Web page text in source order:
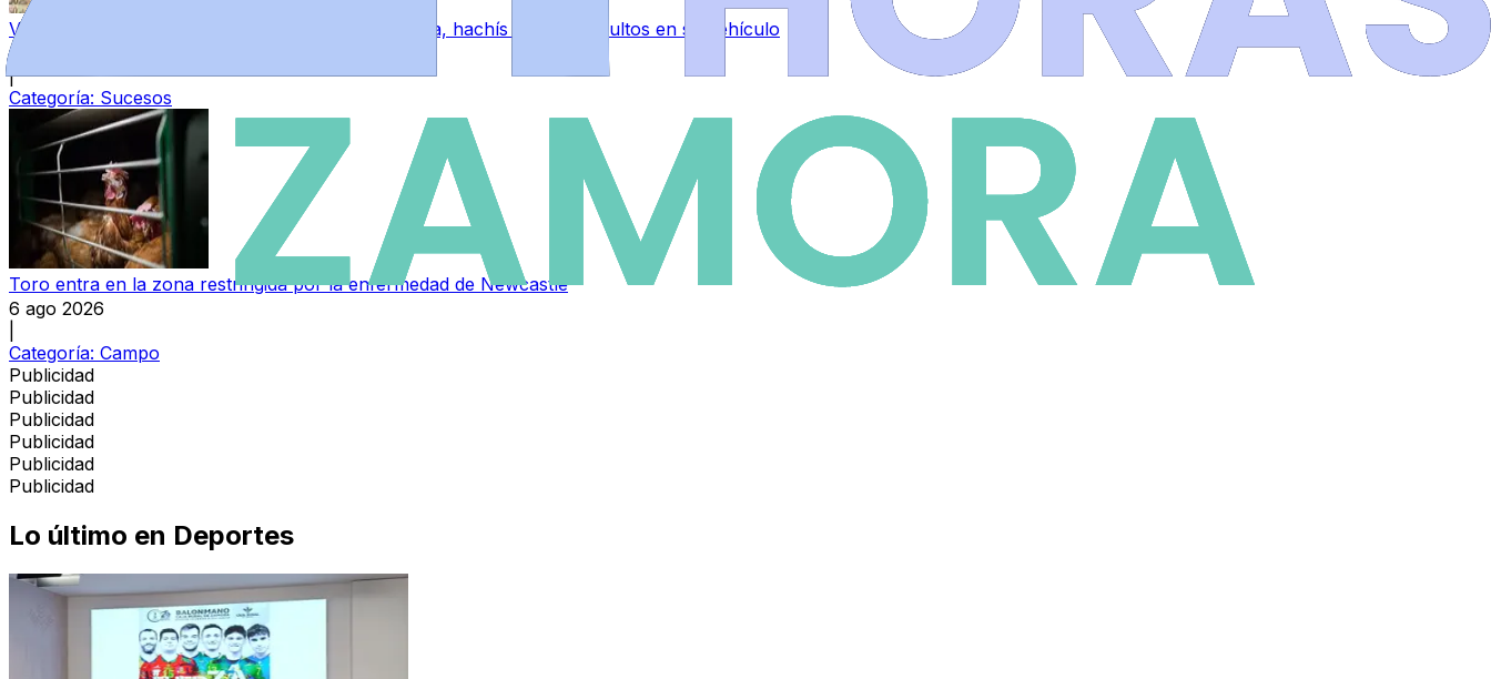
VÍDEO | Un joven zamorano, detenido con cocaína, hachís y dinero ocultos en su vehículo
6 ago 2026
|
Categoría: Sucesos
Toro entra en la zona restringida por la enfermedad de Newcastle
6 ago 2026
Categoría: Campo
Publicidad
Publicidad
Publicidad
Publicidad
Publicidad
Publicidad
Lo último en Deportes